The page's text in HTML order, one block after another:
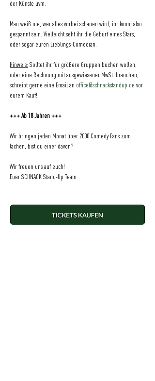
der Künste uvm.
Man weiß nie, wer alles vorbei schauen wird, ihr könnt also
gespannt sein. Vielleicht seht ihr die Geburt eines Stars,
oder sogar euren Lieblings-Comedian.
Hinweis: Solltet ihr für größere Gruppen buchen wollen,
oder eine Rechnung mit ausgewiesener MwSt. brauchen,
schreibt gerne eine Email an office@schnackstandup.de vor
eurem Kauf!
+++ Ab 18 Jahren +++
Wir bringen jeden Monat über 2000 Comedy Fans zum
lachen, bist du einer davon?
Wir freuen uns auf euch!
Euer SCHNACK Stand-Up Team